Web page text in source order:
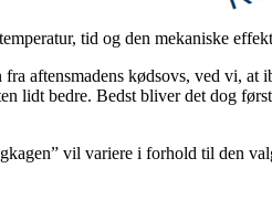
tid og den mekaniske
aftensmadens kødsovs, ved vi,
lidt bedre. Bedst bliver det dog
vil variere i forhold til den